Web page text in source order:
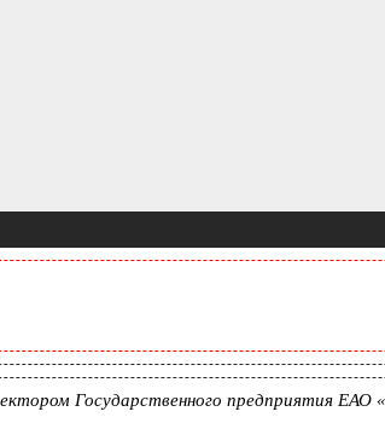
Государственного предприятия